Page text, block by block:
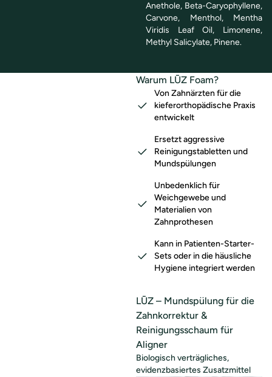
Anethole, Beta-Caryophyllene,
Carvone, Menthol, Mentha
Viridis Leaf Oil, Limonene,
Methyl Salicylate, Pinene.
Warum LŪZ Foam?
Von Zahnärzten für die
kieferorthopädische Praxis
entwickelt
Ersetzt aggressive
Reinigungstabletten und
Mundspülungen
Unbedenklich für
Weichgewebe und
Materialien von
Zahnprothesen
Kann in Patienten-Starter-
Sets oder in die häusliche
Hygiene integriert werden
LŪZ – Mundspülung für die
Zahnkorrektur &
Reinigungsschaum für
Aligner
Biologisch verträgliches,
evidenzbasiertes Zusatzmittel